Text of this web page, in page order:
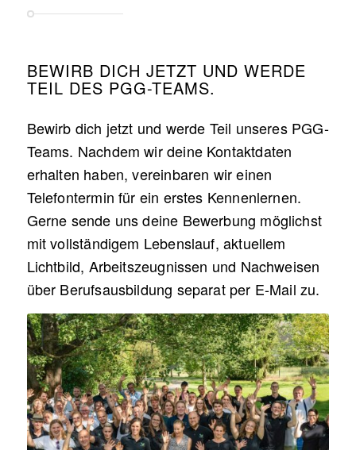
BEWIRB DICH JETZT UND WERDE
TEIL DES PGG-TEAMS.
Bewirb dich jetzt und werde Teil unseres PGG-
Teams. Nachdem wir deine Kontaktdaten
erhalten haben, vereinbaren wir einen
Telefontermin für ein erstes Kennenlernen.
Gerne sende uns deine Bewerbung möglichst
mit vollständigem Lebenslauf, aktuellem
Lichtbild, Arbeitszeugnissen und Nachweisen
über Berufsausbildung separat per E-Mail zu.